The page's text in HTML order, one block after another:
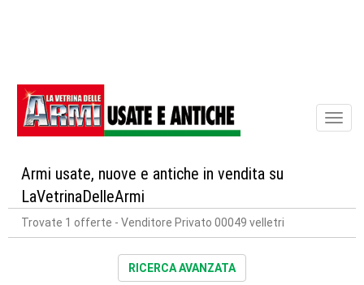
Armi usate, nuove e antiche in vendita su
LaVetrinaDelleArmi
Trovate 1 offerte - Venditore Privato 00049 velletri
RICERCA AVANZATA